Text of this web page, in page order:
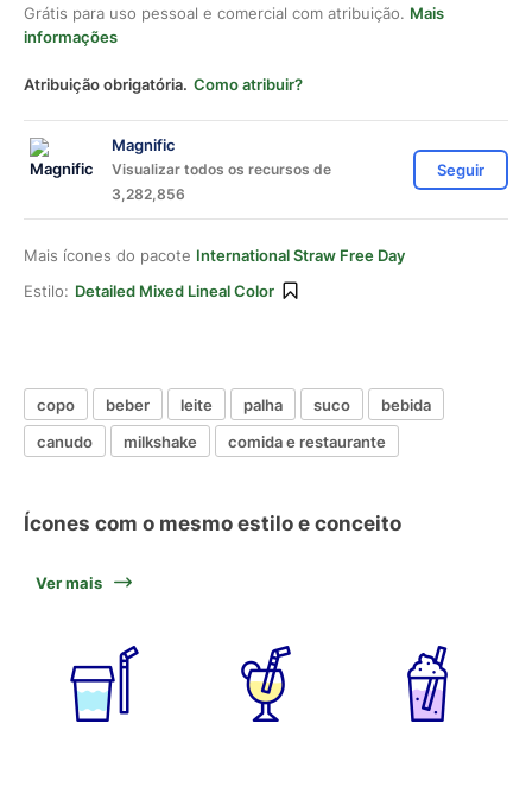
Grátis para uso pessoal e comercial com atribuição. Mais
informações
Atribuição obrigatória. Como atribuir?
Magnific
Visualizar todos os recursos de
3,282,856
Seguir
Mais ícones do pacote International Straw Free Day
Estilo: Detailed Mixed Lineal Color
copo beber leite palha suco
bebida
canudo
milkshake comida e restaurante
Ícones com o mesmo estilo e conceito
Ver mais